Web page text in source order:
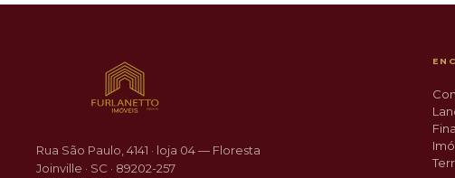
Rua São Paulo, 4141 · loja 04 — Floresta
Joinville · SC · 89202-257